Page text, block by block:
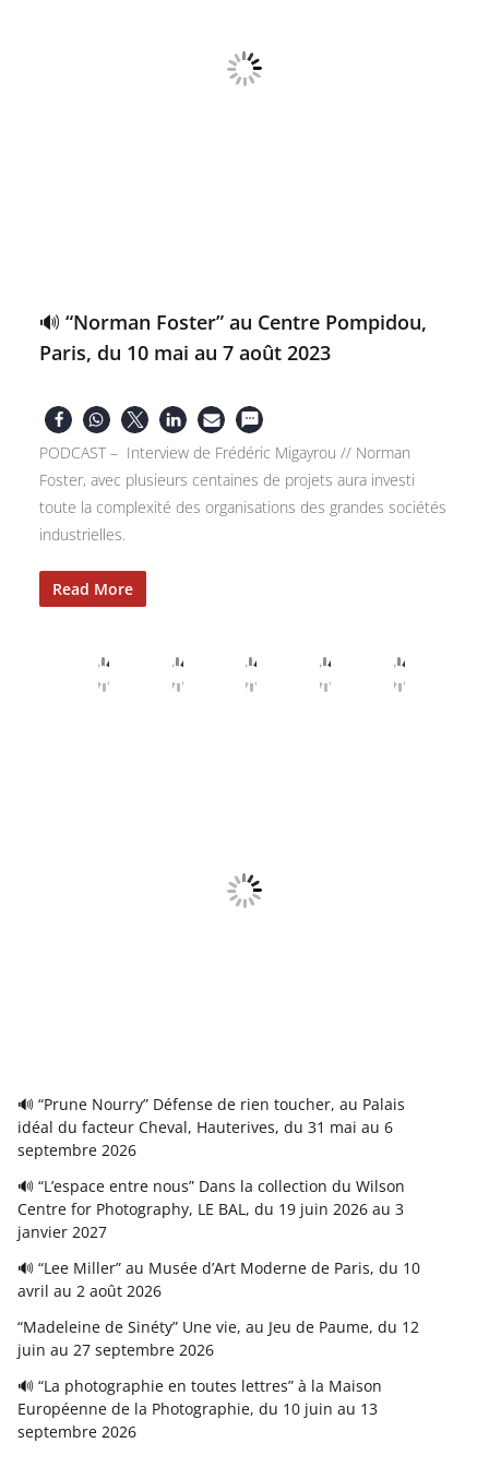
🔊 “Norman Foster” au Centre Pompidou,
Paris, du 10 mai au 7 août 2023
PODCAST – Interview de Frédéric Migayrou // Norman
Foster, avec plusieurs centaines de projets aura investi
toute la complexité des organisations des grandes sociétés
industrielles.
Read More
🔊 “Prune Nourry” Défense de rien toucher, au Palais
idéal du facteur Cheval, Hauterives, du 31 mai au 6
septembre 2026
🔊 “L’espace entre nous” Dans la collection du Wilson
Centre for Photography, LE BAL, du 19 juin 2026 au 3
janvier 2027
🔊 “Lee Miller” au Musée d’Art Moderne de Paris, du 10
avril au 2 août 2026
“Madeleine de Sinéty” Une vie, au Jeu de Paume, du 12
juin au 27 septembre 2026
🔊 “La photographie en toutes lettres” à la Maison
Européenne de la Photographie, du 10 juin au 13
septembre 2026